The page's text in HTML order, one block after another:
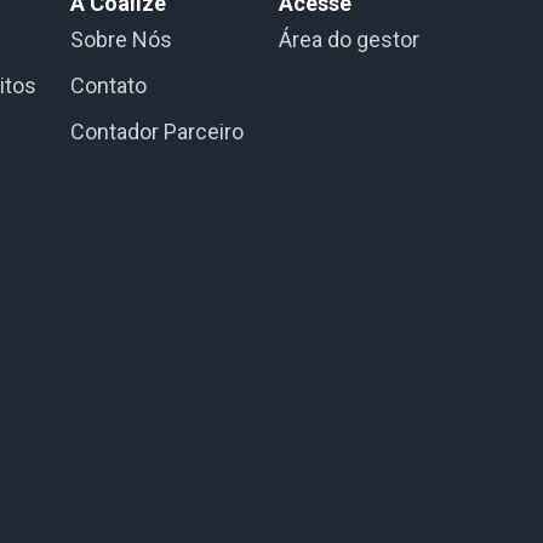
Sobre Nós
Contato
Contador Parceiro
Área do gestor